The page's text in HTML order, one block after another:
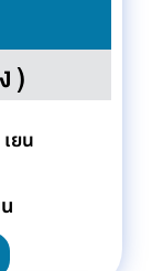
)
เยน